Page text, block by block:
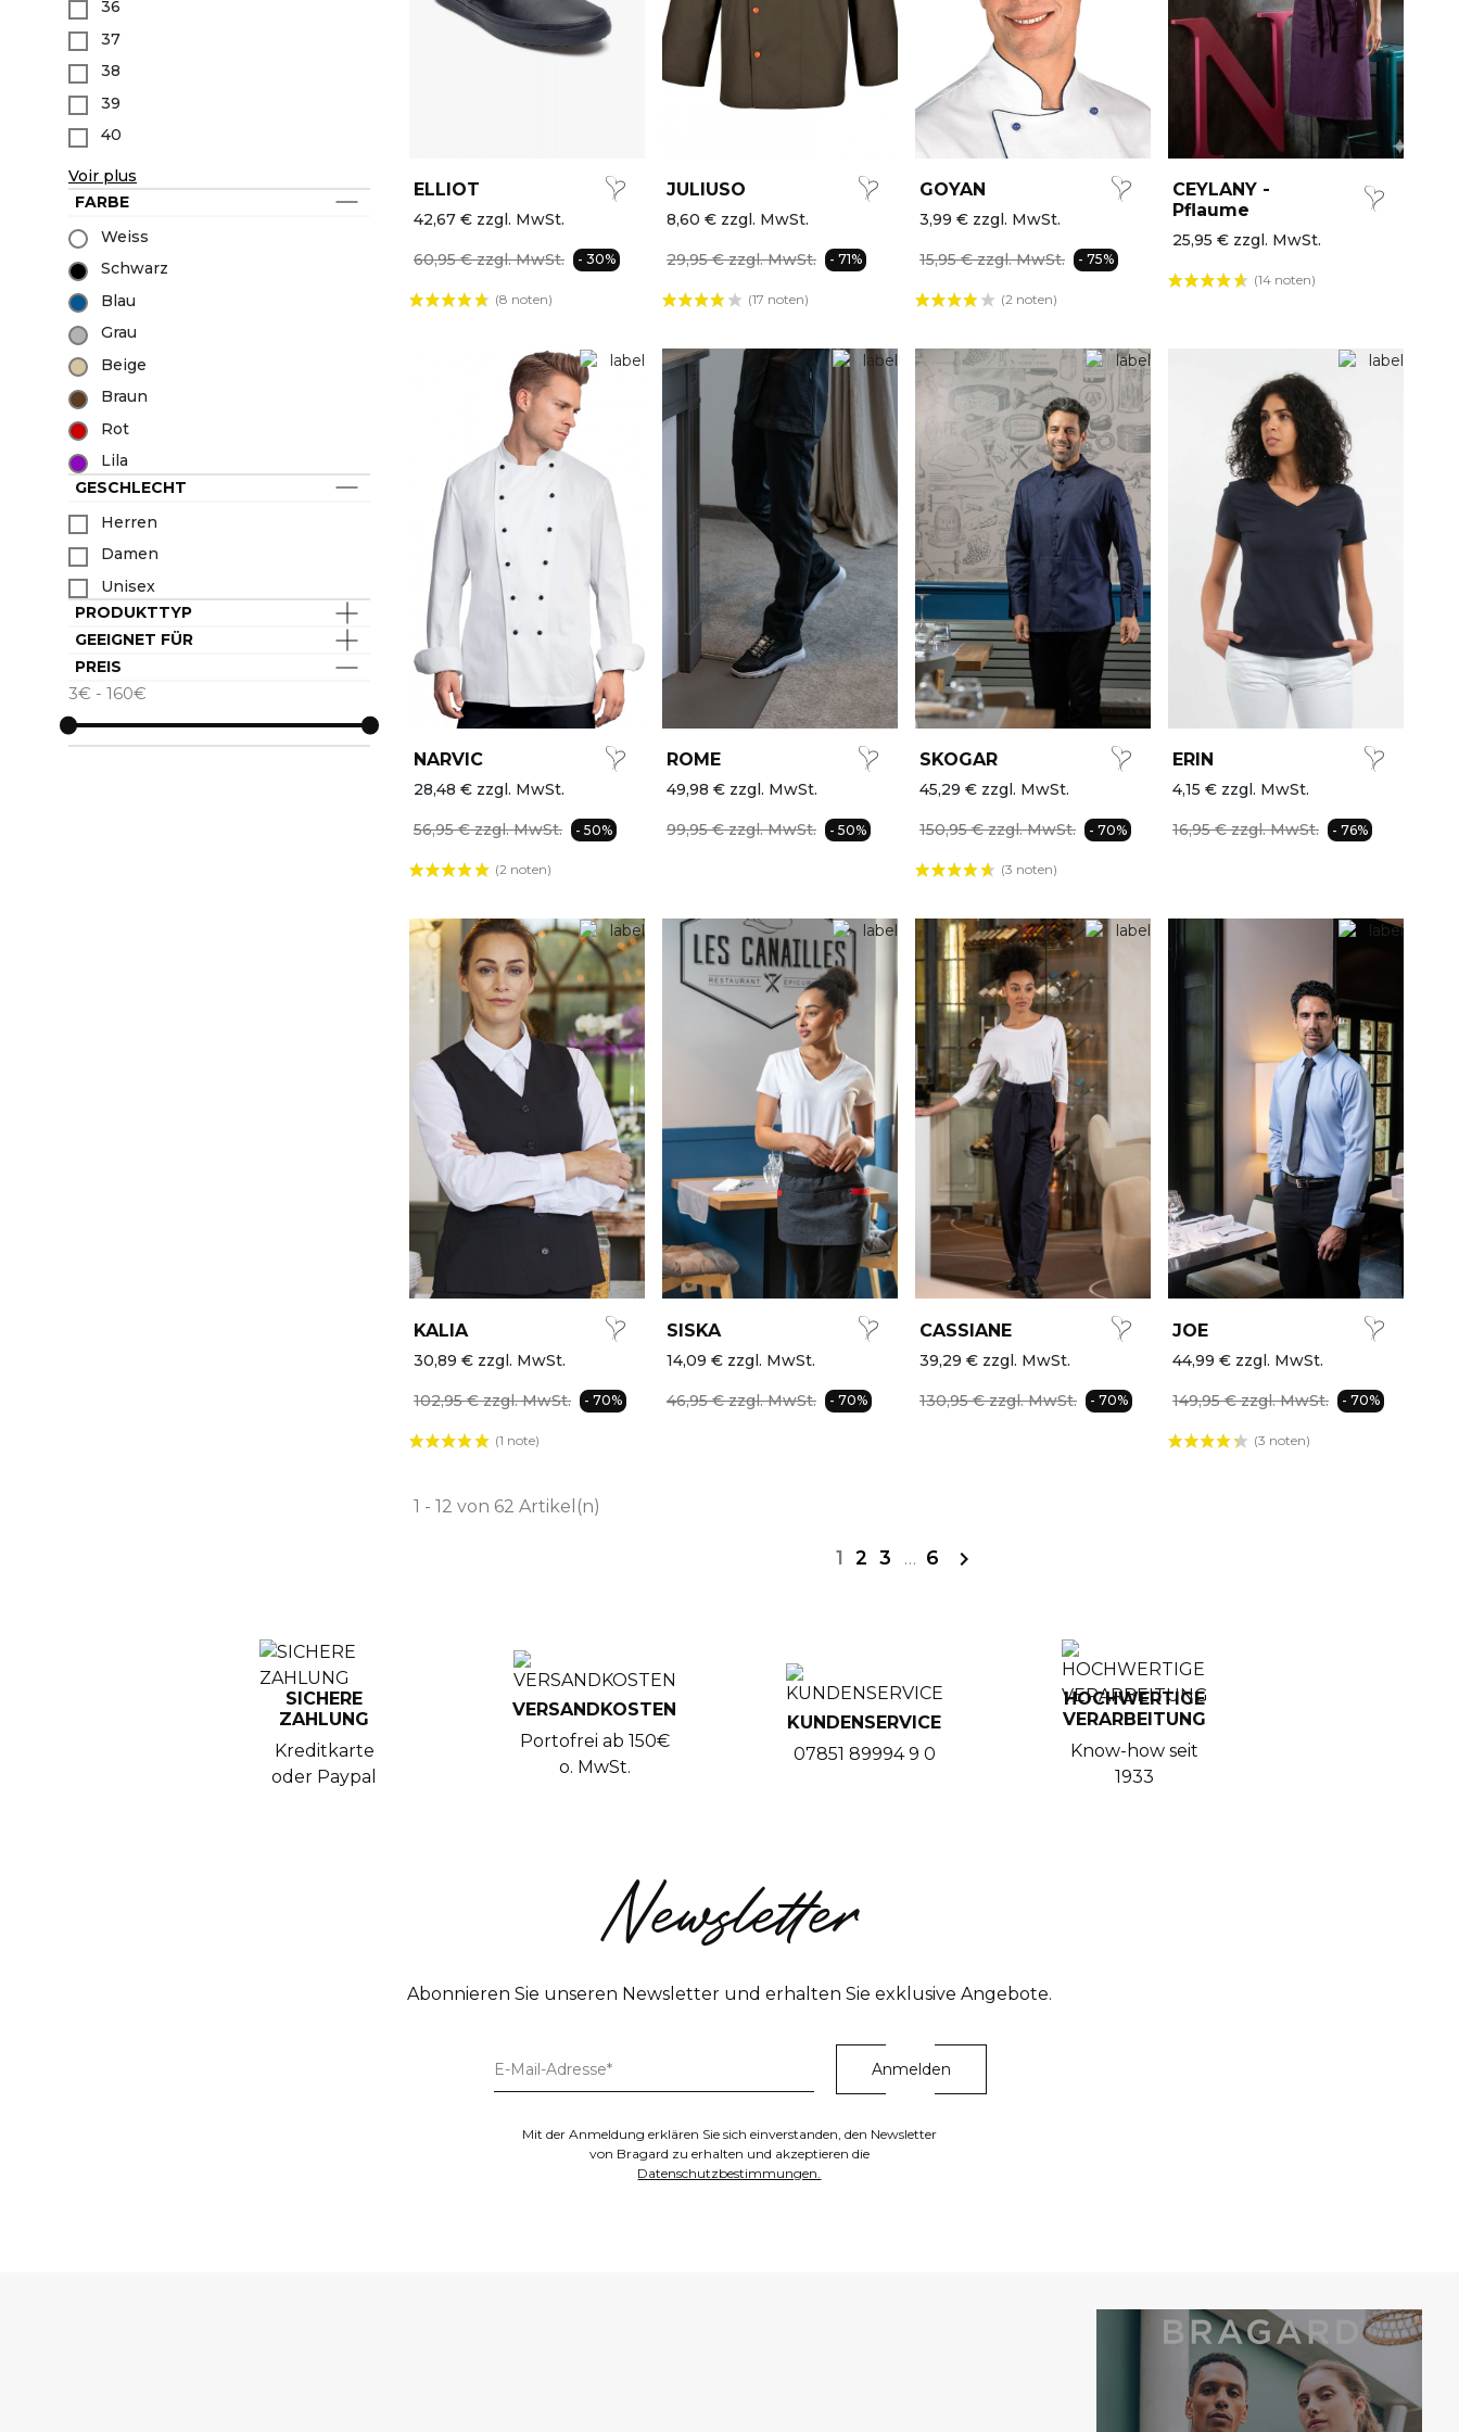
Unsere Kollektionen
Alle Marken
Letzte Chance
Chef Works
Neuheiten
Berufskleidung Pflege / Medizin
36
37
38
39
40
Voir plus
FARBE
Weiss
Schwarz
Blau
Grau
Beige
Braun
Rot
Lila
GESCHLECHT
Herren
Damen
Unisex
PRODUKTTYP
GEEIGNET FÜR
PREIS
3€ - 160€
ELLIOT
42,67 € zzgl. MwSt.
60,95 € zzgl. MwSt. - 30%
(8 noten)
JULIUSO
8,60 € zzgl. MwSt.
29,95 € zzgl. MwSt. - 71%
(17 noten)
GOYAN
3,99 € zzgl. MwSt.
15,95 € zzgl. MwSt. - 75%
(2 noten)
CEYLANY -
Pflaume
25,95 € zzgl. MwSt.
(14 noten)
NARVIC
28,48 € zzgl. MwSt.
56,95 € zzgl. MwSt. - 50%
(2 noten)
ROME
49,98 € zzgl. MwSt.
99,95 € zzgl. MwSt. - 50%
SKOGAR
45,29 € zzgl. MwSt.
150,95 € zzgl. MwSt. - 70%
(3 noten)
AKTION
ERIN
4,15 € zzgl. MwSt.
16,95 € zzgl. MwSt. - 76%
AKTION
KALIA
30,89 € zzgl. MwSt.
102,95 € zzgl. MwSt. - 70%
(1 note)
SISKA
14,09 € zzgl. MwSt.
46,95 € zzgl. MwSt. - 70%
AKTION
CASSIANE
39,29 € zzgl. MwSt.
130,95 € zzgl. MwSt. - 70%
AKTION
JOE
44,99 € zzgl. MwSt.
149,95 € zzgl. MwSt. - 70%
(3 noten)
1 - 12 von 62 Artikel(n)
1 2 3 … 6 
SICHERE
ZAHLUNG
Kreditkarte
oder Paypal
VERSANDKOSTEN
Portofrei ab 150€
o. MwSt.
KUNDENSERVICE
07851 89994 9 0
HOCHWERTIGE
VERARBEITUNG
Know-how seit
1933
Newsletter
Abonnieren Sie unseren Newsletter und erhalten Sie exklusive Angebote.
Mit der Anmeldung erklären Sie sich einverstanden, den Newsletter
von Bragard zu erhalten und akzeptieren die
Datenschutzbestimmungen.